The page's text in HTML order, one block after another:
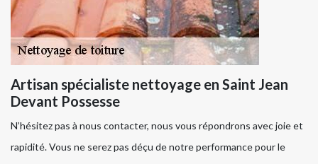
Artisan spécialiste nettoyage en Saint Jean
Devant Possesse
N’hésitez pas à nous contacter, nous vous répondrons avec joie et
rapidité. Vous ne serez pas déçu de notre performance pour le